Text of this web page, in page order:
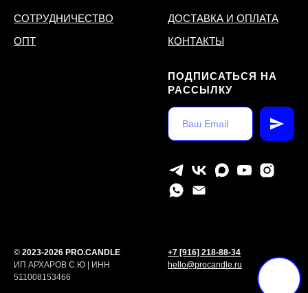
СОТРУДНИЧЕСТВО
ОПТ
ДОСТАВКА И ОПЛАТА
КОНТАКТЫ
ПОДПИСАТЬСЯ НА
РАССЫЛКУ
© 2023-2026 PRO.CANDLE
ИП АРХАРОВ С.Ю | ИНН
511008153466
+7 [916] 218-88-34
hello@procandle.ru